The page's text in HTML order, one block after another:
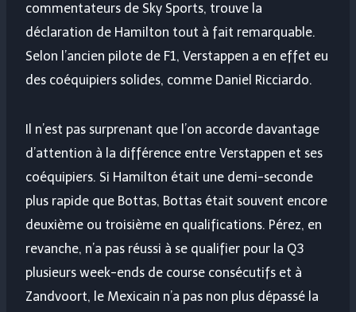
commentateurs de Sky Sports, trouve la
déclaration de Hamilton tout à fait remarquable.
Selon l’ancien pilote de F1, Verstappen a en effet eu
des coéquipiers solides, comme Daniel Ricciardo.
Il n’est pas surprenant que l’on accorde davantage
d’attention à la différence entre Verstappen et ses
coéquipiers. Si Hamilton était une demi-seconde
plus rapide que Bottas, Bottas était souvent encore
deuxième ou troisième en qualifications. Pérez, en
revanche, n’a pas réussi à se qualifier pour la Q3
plusieurs week-ends de course consécutifs et à
Zandvoort, le Mexicain n’a pas non plus dépassé la